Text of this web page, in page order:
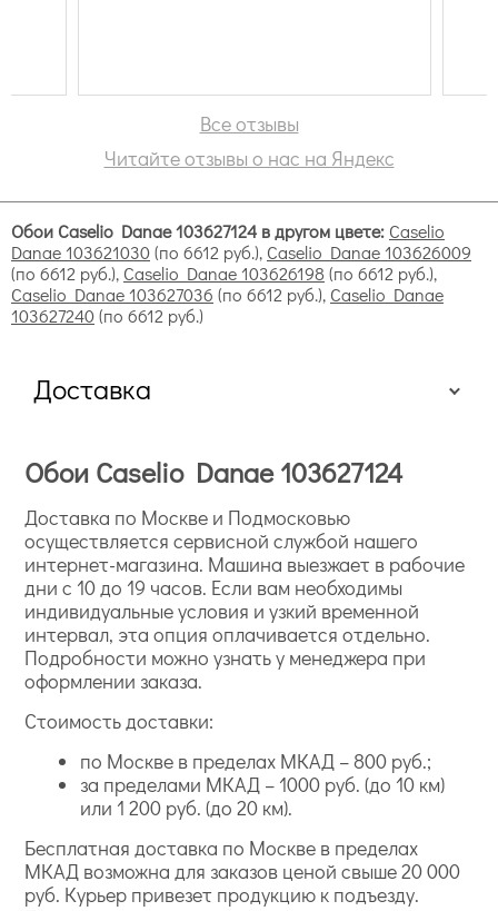
структуру льна. Она насчитывает множество
цветовых оттенков, поэтому можно подобрать
варианты по своему вкусу для любой комнаты.
Oh la la. Позитивная коллекция, которая прекрасно
подойдет для оформления детских комнат. В ней
есть однотонные образцы нежных цветов и есть
обои с принтом: изображением бабочек, веселыми
горохами, надписями, растениями и животными, и
даже с британским флагом.
нашем сайте дает большее представление о том, что
предлагает бренд.
Все отзывы
Читайте отзывы о нас на Яндекс
Обои Caselio Danae 103627124 в другом цвете: Caselio
Danae 103621030(по 6612 руб.), Caselio Danae 103626009
(по 6612 руб.), Caselio Danae 103626198 (по 6612 руб.),
Caselio Danae 103627036 (по 6612 руб.), Caselio Danae
103627240(по 6612 руб.)
Доставка
Обои Caselio Danae 103627124
Доставка по Москве и Подмосковью
осуществляется сервисной службой нашего
интернет-магазина. Машина выезжает в рабочие
дни с 10 до 19 часов. Если вам необходимы
индивидуальные условия и узкий временной
интервал, эта опция оплачивается отдельно.
Подробности можно узнать у менеджера при
оформлении заказа.
Стоимость доставки:
по Москве в пределах МКАД – 800 руб.;
за пределами МКАД – 1000 руб. (до 10 км)
или 1 200 руб. (до 20 км).
Бесплатная доставка по Москве в пределах
МКАД возможна для заказов ценой свыше 20 000
руб. Курьер привезет продукцию к подъезду.